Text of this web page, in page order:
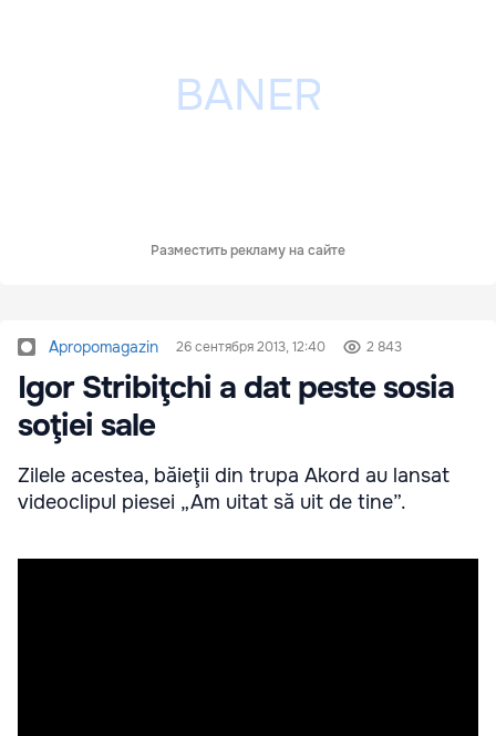
Разместить рекламу на сайте
Apropomagazin 26 сентября 2013, 12:40 2 843
Igor Stribiţchi a dat peste sosia
soţiei sale
Zilele acestea, băieţii din trupa Akord au lansat
videoclipul piesei „Am uitat să uit de tine”.